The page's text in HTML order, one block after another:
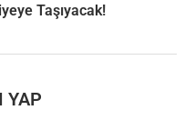
Taşıyacak!
YAP